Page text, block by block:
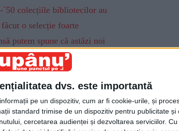
dvs. este importantă
pe un dispozitiv, cum ar fi cookie-urile, și
standard trimise de un dispozitiv pentru publicitate și
cercetarea audienței și dezvoltarea serviciilor. Cu
`50 colecțiile bibliotecilor au
o selecție foarte
putem spune că astăzi noi
<Obiectiv>, <Crai Nou>,
<Nord Press>… Avem
de la nivel național,
la ziare și reviste
de public era important